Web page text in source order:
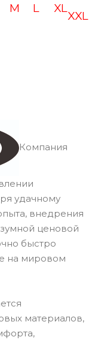
L XL
XXL
Компания
удачному
внедрения
ценовой
быстро
на мировом
материалов,